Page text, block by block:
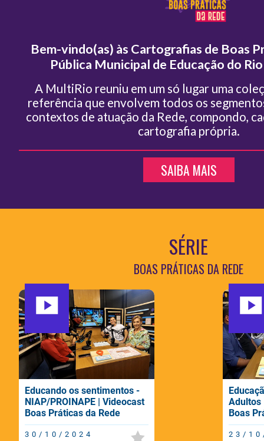
Bem-vindo(as) às Cartografias de Boas
Pública Municipal de Educação do
A MultiRio reuniu em um só lugar uma
referência que envolvem todos os
contextos de atuação da Rede, compondo,
cartografia própria.
SAIBA MAIS
SÉRIE
BOAS PRÁTICAS DA REDE
Educando os sentimentos -
NIAP/PROINAPE | Videocast
Boas Práticas da Rede
30/10/2024
Adultos
Boas
23/